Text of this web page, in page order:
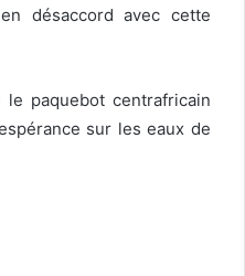
désaccord avec cette
paquebot centrafricain
sur les eaux de